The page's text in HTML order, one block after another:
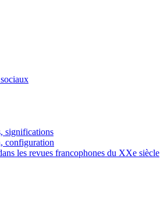
significations
configuration
les revues francophones du XXe siècle